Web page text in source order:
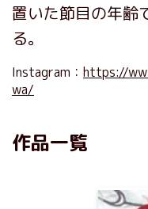
置いた節目の年齢
る。
Instagram： https://
wa/
作品一覧